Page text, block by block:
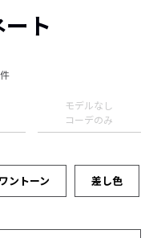
ート
モデルなし
コーデのみ
ワントーン 差し色